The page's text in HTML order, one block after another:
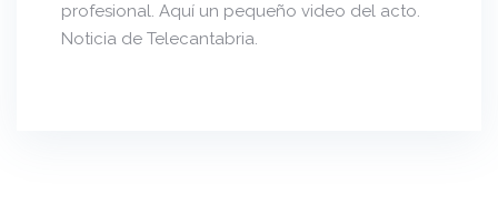
profesional. Aquí un pequeño video del acto.
Noticia de Telecantabria.